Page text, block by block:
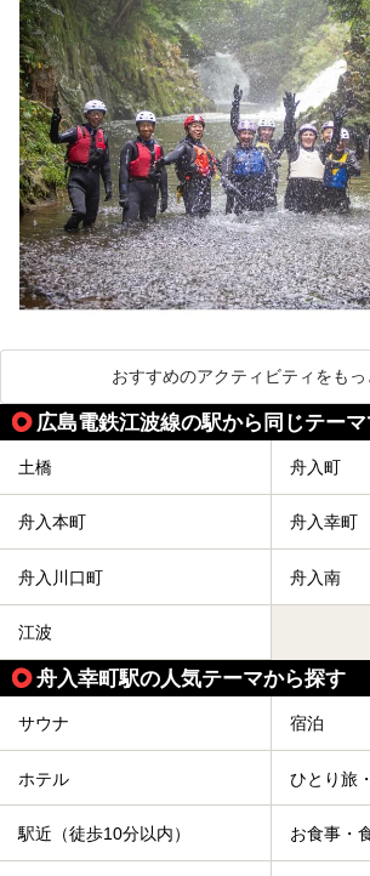
おすすめのアクティビティをもっ
広島電鉄江波線の駅から同じテー
土橋 舟入町
舟入本町 舟入幸町
舟入川口町 舟入南
江波
舟入幸町駅の人気テーマから探す
サウナ 宿泊
ホテル ひとり旅
駅近（徒歩10分以内） お食事・